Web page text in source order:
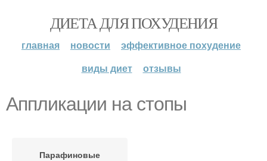
ДИЕТА ДЛЯ ПОХУДЕНИЯ
главная новости
эффективное похудение
виды диет
отзывы
Аппликации на стопы
Парафиновые